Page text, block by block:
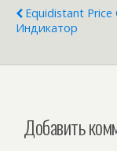
Equidistant Price
Индикатор
Добавить